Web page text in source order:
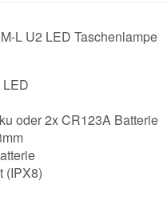
L U2 LED Taschenlampe
oder 2x CR123A Batterie
(IPX8)